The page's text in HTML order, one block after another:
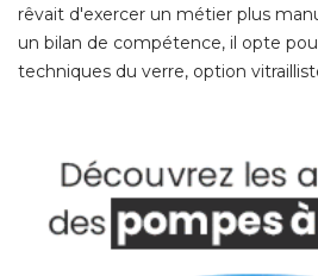
rêvait d'exercer un métier plus
un bilan de compétence, il opte
techniques du verre, option